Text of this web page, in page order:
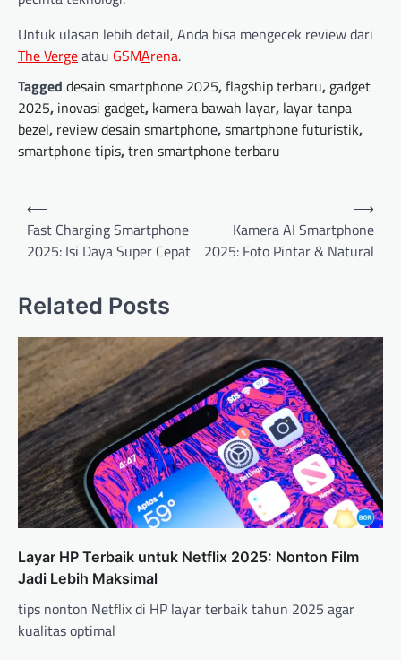
Untuk ulasan lebih detail, Anda bisa mengecek review dari
The Vergeatau GSMArena.
Tagged desain smartphone 2025,flagship terbaru, gadget
2025, inovasi gadget, kamera bawah layar, layar tanpa
bezel, review desain smartphone,smartphone futuristik,
smartphone tipis,tren smartphone terbaru
n
a
v
i
g
a
t
i
o
n
⟵
Fast Charging Smartphone
2025: Isi Daya Super Cepat
Kamera AI Smartphone
2025: Foto Pintar & Natural
⟶
Related Posts
Layar HP Terbaik untuk Netflix 2025: Nonton Film
Jadi Lebih Maksimal
tips nonton Netflix di HP layar terbaik tahun 2025 agar
kualitas optimal